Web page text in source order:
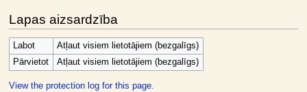
Lapas aizsardzība
Labot
Atļaut visiem lietotājiem (bezgalīgs)
Pārvietot
Atļaut visiem lietotājiem (bezgalīgs)
View the protection log for this page.